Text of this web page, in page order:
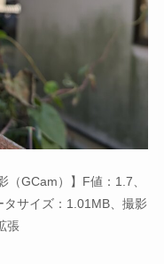
（GCam）】F値：1.7、
サイズ：1.01MB、撮影
張